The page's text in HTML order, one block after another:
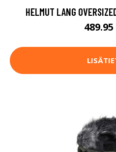
HELMUT LANG